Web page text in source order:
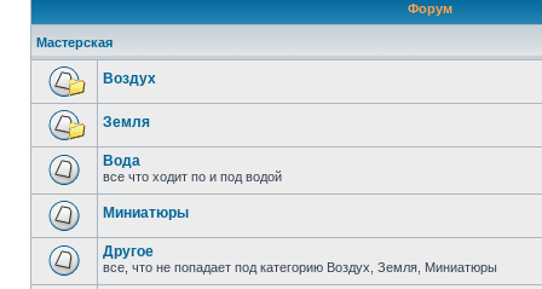
Форум
Мастерская
Воздух
Земля
Вода
все что ходит по и под водой
Миниатюры
Другое
все, что не попадает под категорию Воздух, Земля, Миниатюры